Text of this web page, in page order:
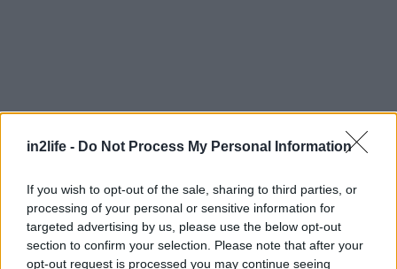
in2life - Do Not Process My Personal Information
If you wish to opt-out of the sale, sharing to third parties, or
processing of your personal or sensitive information for
targeted advertising by us, please use the below opt-out
section to confirm your selection. Please note that after your
opt-out request is processed you may continue seeing
Αναζήτηση
για...